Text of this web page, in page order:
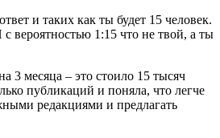
и таких как ты будет 15 человек.
вероятностью 1:15 что не твой, а ты
3 месяца – это стоило 15 тысяч
публикаций и поняла, что легче
редакциями и предлагать